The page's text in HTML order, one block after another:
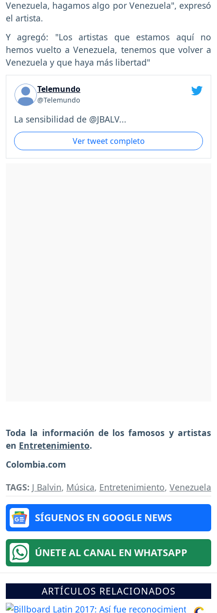
Venezuela, hagamos algo por Venezuela", expresó
el artista.
Y agregó: "Los artistas que estamos aquí no
hemos vuelto a Venezuela, tenemos que volver a
Venezuela y que haya más libertad"
Telemundo
@Telemundo
La sensibilidad de @JBALV...
Ver tweet completo
Toda la información de los famosos y artistas
en Entretenimiento.
Colombia.com
TAGS: J Balvin, Música, Entretenimiento, Venezuela
SÍGUENOS EN GOOGLE NEWS
ÚNETE AL CANAL EN WHATSAPP
ARTÍCULOS RELACIONADOS